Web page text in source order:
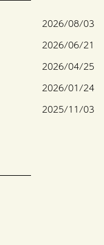
2026/08/03
2026/06/21
2026/04/25
2026/01/24
2025/11/03